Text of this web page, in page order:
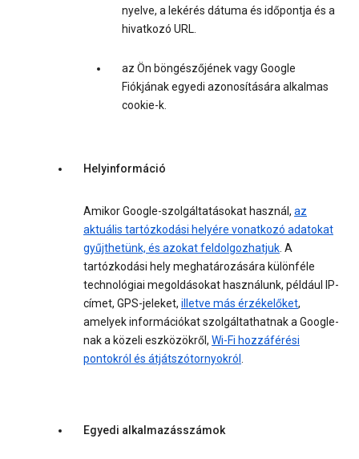
nyelve, a lekérés dátuma és időpontja és a
hivatkozó URL.
az Ön böngészőjének vagy Google
Fiókjának egyedi azonosítására alkalmas
cookie-k.
Helyinformáció
Amikor Google-szolgáltatásokat használ, az
aktuális tartózkodási helyére vonatkozó adatokat
gyűjthetünk, és azokat feldolgozhatjuk. A
tartózkodási hely meghatározására különféle
technológiai megoldásokat használunk, például IP-
címet, GPS-jeleket, illetve más érzékelőket,
amelyek információkat szolgáltathatnak a Google-
nak a közeli eszközökről, Wi-Fi hozzáférési
pontokról és átjátszótornyokról .
Egyedi alkalmazásszámok